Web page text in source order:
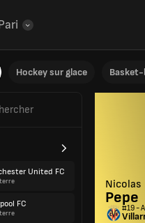
Hockey sur glace
United FC
FC
Nicolas
Pepe
#19 -